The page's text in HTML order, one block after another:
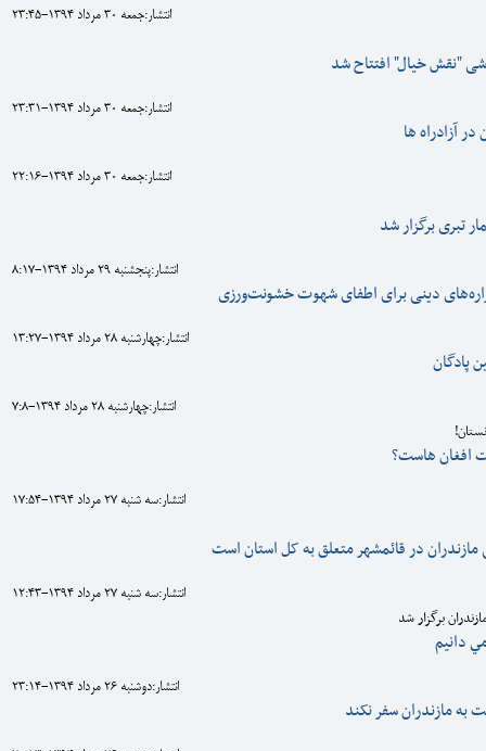
انتشار:جمعه 30 مرداد 1394-23:45
"نقش خیال" افتتاح شد
انتشار:جمعه 30 مرداد 1394-23:31
آزادراه ها
انتشار:جمعه 30 مرداد 1394-22:16
تبری برگزار شد
انتشار:پنجشنبه 29 مرداد 1394-8:17
دینی برای اطفای شهوت خشونت‌ورزی
انتشار:چهارشنبه 28 مرداد 1394-13:27
پادگان
انتشار:چهارشنبه 28 مرداد 1394-7:8
افغان هاست؟
انتشار:سه شنبه 27 مرداد 1394-17:54
مازندران در قائمشهر متعلق به کل استان است
انتشار:سه شنبه 27 مرداد 1394-12:43
برگزار شد
دانيم
انتشار:دوشنبه 26 مرداد 1394-23:14
مازندران سفر نکند